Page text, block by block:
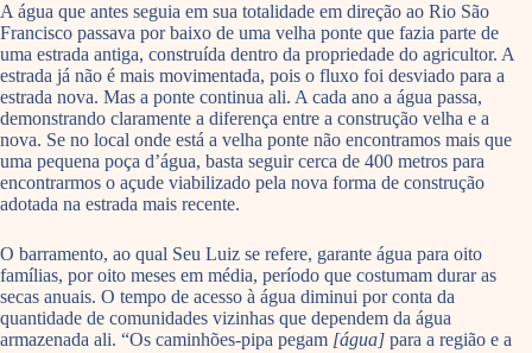
A água que antes seguia em sua totalidade em direção ao Rio São
Francisco passava por baixo de uma velha ponte que fazia parte de
uma estrada antiga, construída dentro da propriedade do agricultor. A
estrada já não é mais movimentada, pois o fluxo foi desviado para a
estrada nova. Mas a ponte continua ali. A cada ano a água passa,
demonstrando claramente a diferença entre a construção velha e a
nova. Se no local onde está a velha ponte não encontramos mais que
uma pequena poça d’água, basta seguir cerca de 400 metros para
encontrarmos o açude viabilizado pela nova forma de construção
adotada na estrada mais recente.
O barramento, ao qual Seu Luiz se refere, garante água para oito
famílias, por oito meses em média, período que costumam durar as
secas anuais. O tempo de acesso à água diminui por conta da
quantidade de comunidades vizinhas que dependem da água
armazenada ali. “Os caminhões-pipa pegam [água] para a região e a